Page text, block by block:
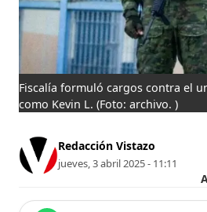
Fiscalía formuló cargos contra el
como Kevin L. (Foto: archivo. )
Redacción Vistazo
jueves, 3 abril 2025 - 11:11